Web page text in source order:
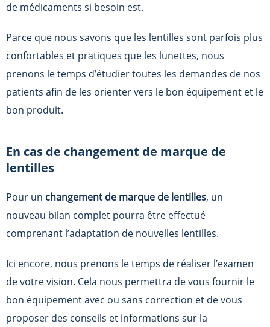
de médicaments si besoin est.
Parce que nous savons que les lentilles sont parfois plus
confortables et pratiques que les lunettes, nous
prenons le temps d’étudier toutes les demandes de nos
patients afin de les orienter vers le bon équipement et le
bon produit.
En cas de changement de marque de
lentilles
Pour un changement de marque de lentilles, un
nouveau bilan complet pourra être effectué
comprenant l’adaptation de nouvelles lentilles.
Ici encore, nous prenons le temps de réaliser l’examen
de votre vision. Cela nous permettra de vous fournir le
bon équipement avec ou sans correction et de vous
proposer des conseils et informations sur la